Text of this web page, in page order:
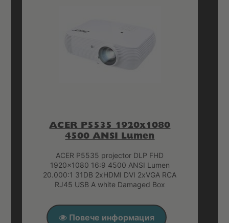
ACER P5535 1920x1080
4500 ANSI Lumen
ACER P5535 projector DLP FHD
1920x1080 16:9 4500 ANSI Lumen
20.000:1 31DB 2xHDMI DVI 2xVGA RCA
RJ45 USB A white Damaged Box
Повече информация